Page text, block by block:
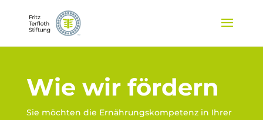
Wie wir fördern
Sie möchten die Ernährungskompetenz in Ihrer